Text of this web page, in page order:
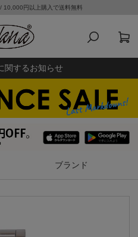
10,000円以上購入で送料無料
関するお知らせ
ブランド